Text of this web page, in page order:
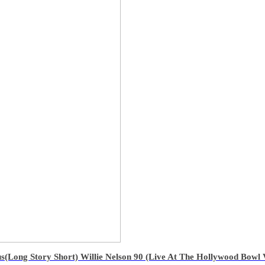
(Long Story Short) Willie Nelson 90 (Live At The Hollywood Bowl